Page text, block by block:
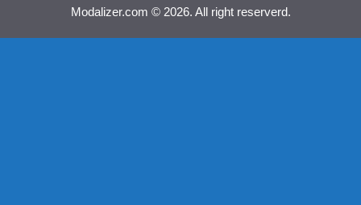
Modalizer.com © 2026. All right reserverd.